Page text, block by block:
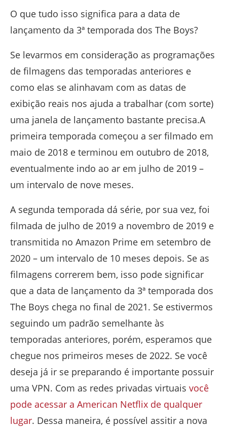
O que tudo isso significa para a data de
lançamento da 3ª temporada dos The Boys?
Se levarmos em consideração as programações
de filmagens das temporadas anteriores e
como elas se alinhavam com as datas de
exibição reais nos ajuda a trabalhar (com sorte)
uma janela de lançamento bastante precisa.A
primeira temporada começou a ser filmado em
maio de 2018 e terminou em outubro de 2018,
eventualmente indo ao ar em julho de 2019 –
um intervalo de nove meses.
A segunda temporada dá série, por sua vez, foi
filmada de julho de 2019 a novembro de 2019 e
transmitida no Amazon Prime em setembro de
2020 – um intervalo de 10 meses depois. Se as
filmagens correrem bem, isso pode significar
que a data de lançamento da 3ª temporada dos
The Boys chega no final de 2021. Se estivermos
seguindo um padrão semelhante às
temporadas anteriores, porém, esperamos que
chegue nos primeiros meses de 2022. Se você
deseja já ir se preparando é importante possuir
uma VPN. Com as redes privadas virtuais você
pode acessar a American Netflix de qualquer
lugar. Dessa maneira, é possível assitir a nova